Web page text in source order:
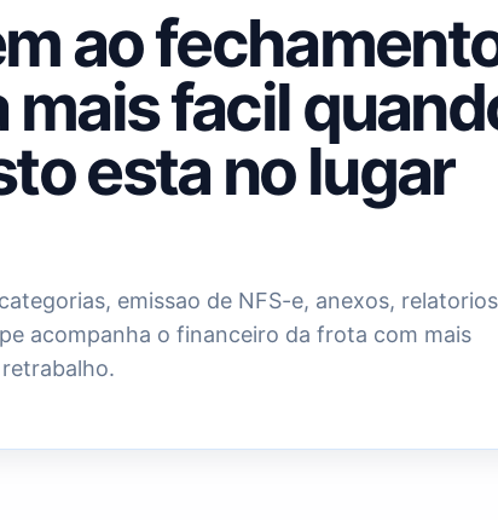
ao
facil
esta no lugar
emissao de NFS-e, anexos,
acompanha o financeiro da frota com mais